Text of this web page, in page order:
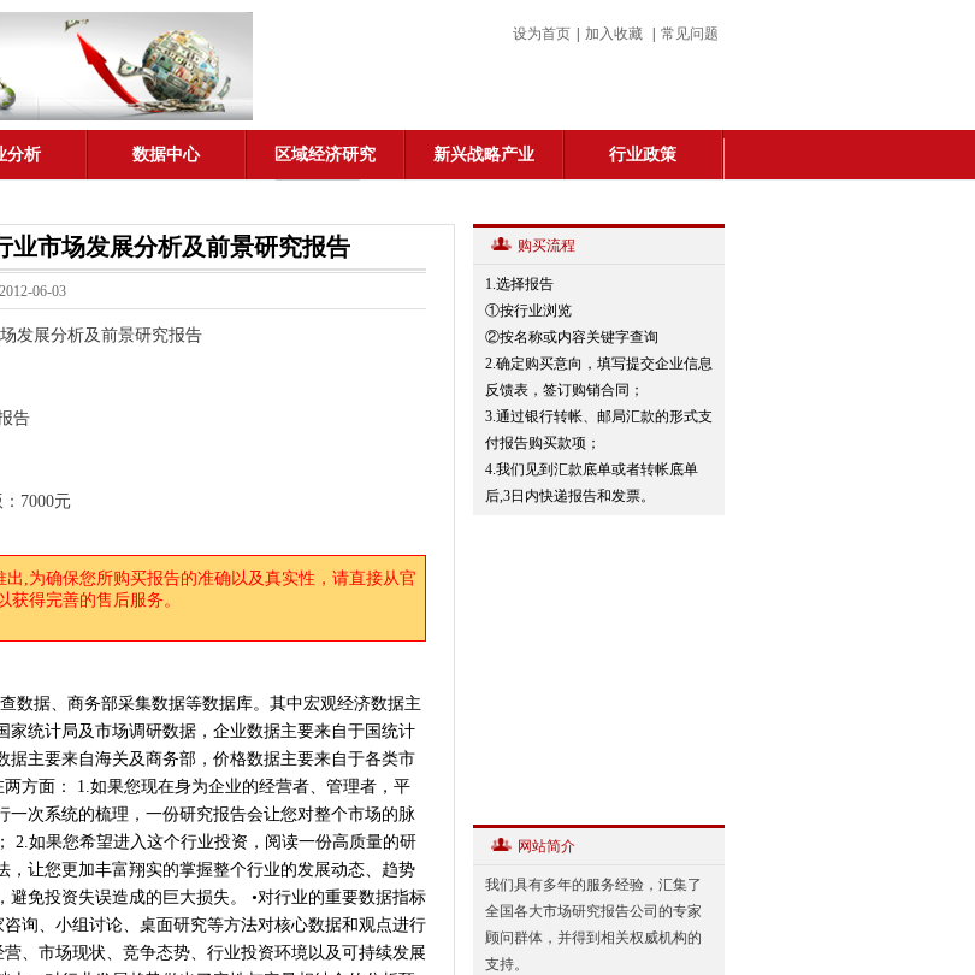
设为首页 加入收藏 常见问题
分析 数据中心 区域经济研究 新兴战略产业 行业政策
业市场发展分析及前景研究报告
2012-06-03
发展分析及前景研究报告
告
7000元
,为确保您所购买报告的准确以及真实性，请直接从官
获得完善的售后服务。
数据、商务部采集数据等数据库。其中宏观经济数据主
统计局及市场调研数据，企业数据主要来自于国统计
主要来自海关及商务部，价格数据主要来自于各类市
方面： 1.如果您现在身为企业的经营者、管理者，平
次系统的梳理，一份研究报告会让您对整个市场的脉
2.如果您希望进入这个行业投资，阅读一份高质量的研
让您更加丰富翔实的掌握整个行业的发展动态、趋势
免投资失误造成的巨大损失。 •对行业的重要数据指标
询、小组讨论、桌面研究等方法对核心数据和观点进行
、市场现状、竞争态势、行业投资环境以及可持续发展
购买流程
1.选择报告
①按行业浏览
②按名称或内容关键字查询
2.确定购买意向，填写提交企业信息
反馈表，签订购销合同；
3.通过银行转帐、邮局汇款的形式支
付报告购买款项；
4.我们见到汇款底单或者转帐底单
后,3日内快递报告和发票。
网站简介
我们具有多年的服务经验，汇集了
全国各大市场研究报告公司的专家
顾问群体，并得到相关权威机构的
支持。